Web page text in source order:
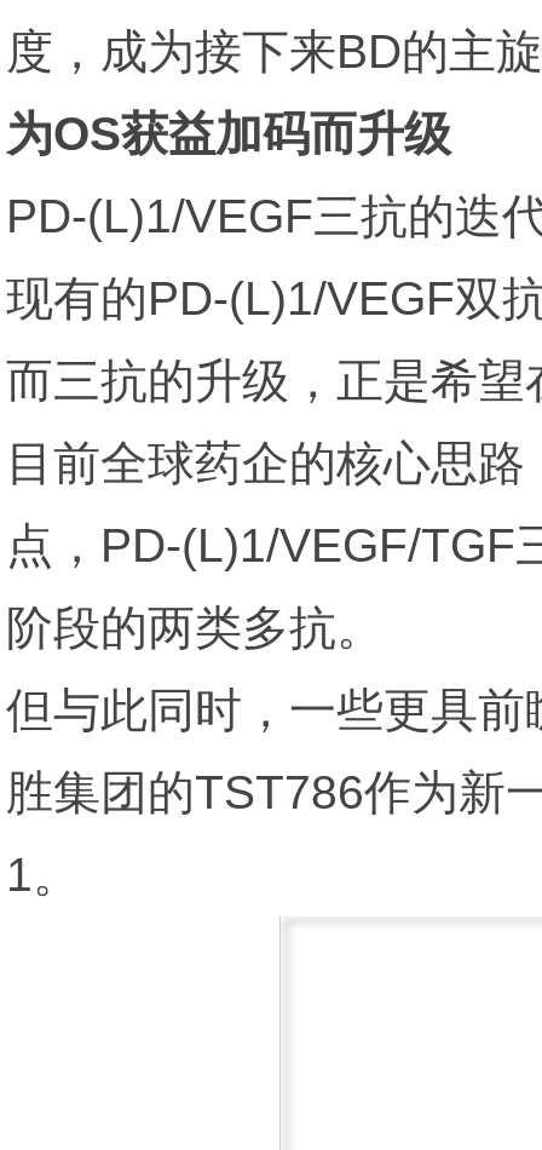
度，成为接下来BD的主
为OS获益加码而升级
PD-(L)1/VEGF三抗的迭
现有的PD-(L)1/VEGF双
而三抗的升级，正是希
目前全球药企的核心思
点，PD-(L)1/VEGF/TGF
阶段的两类多抗。
但与此同时，一些更具
胜集团的TST786作为新
1。